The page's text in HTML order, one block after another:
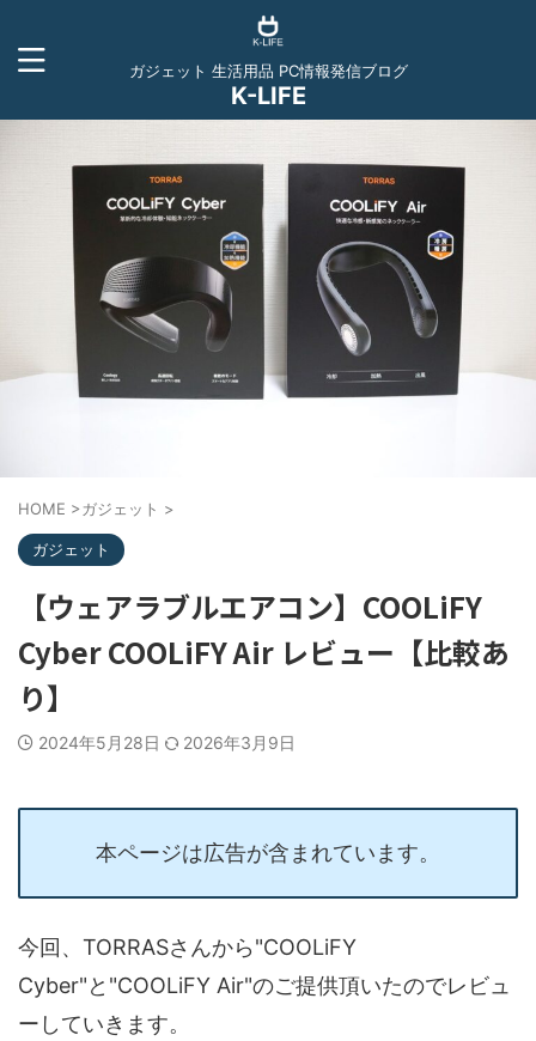
ガジェット 生活用品 PC情報発信ブログ
K-LIFE
HOME >ガジェット >
ガジェット
【ウェアラブルエアコン】COOLiFY
Cyber COOLiFY Air レビュー【比較あ
り】
2024年5月28日 2026年3月9日
本ページは広告が含まれています。
今回、TORRASさんから"COOLiFY
Cyber"と"COOLiFY Air"のご提供頂いたのでレビュ
ーしていきます。